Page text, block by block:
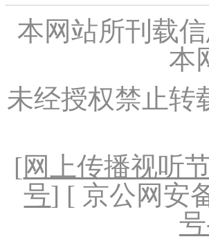
本网站所刊载
本
未经授权禁止转
[网上传播视听
号] [ 京公网安